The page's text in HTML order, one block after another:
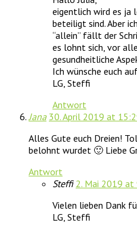
eigentlich wird es ja
beteiligt sind. Aber
“allein” fällt der
es lohnt sich, vor
gesundheitliche
Ich wünsche euch
LG, Steffi
Antwort
Jana 30. April 2019 at
Alles Gute euch Dreien!
belohnt wurdet 🙂 Liebe
Antwort
Steffi 2. Mai 2019 at
Vielen lieben Dank
LG, Steffi